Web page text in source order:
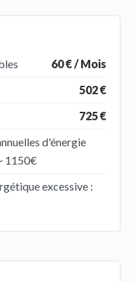
60 € / Mois
502 €
725 €
d'énergie
1150€
excessive :